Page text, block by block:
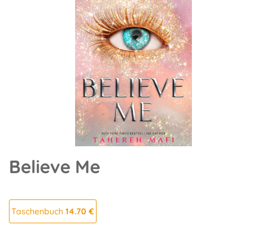
Believe Me
Taschenbuch 14.70 €